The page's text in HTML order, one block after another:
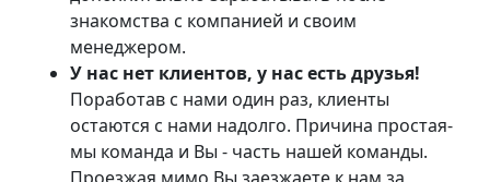
знакомства с компанией и своим
менеджером.
У нас нет клиентов, у нас есть друзья!
Поработав с нами один раз, клиенты
остаются с нами надолго. Причина простая-
мы команда и Вы - часть нашей команды.